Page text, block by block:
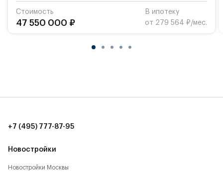
Стоимость
47 550 000 ₽
В ипотеку
от 279 564 ₽/мес.
Новостройки
Новостройки Москвы
+7 (495) 777-87-95